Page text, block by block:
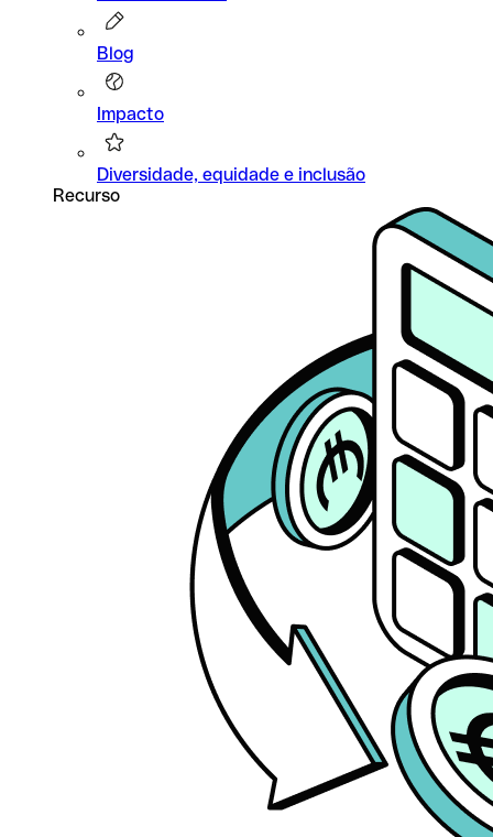
Blog
Impacto
Diversidade, equidade e inclusão
Recurso